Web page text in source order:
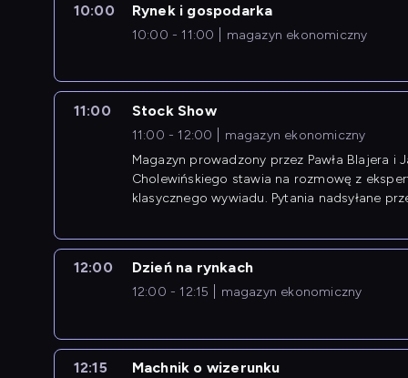
10:00 Rynek i gospodarka
10:00 - 11:00 magazyn ekonomiczny
11:00 Stock Show
11:00 - 12:00
magazyn ekonomiczny
Magazyn prowadzony przez Pawła Blajera i
Cholewińskiego stawia na rozmowę z
klasycznego wywiadu. Pytania nadsyłane
12:00 Dzień na rynkach
12:00 - 12:15 magazyn ekonomiczny
12:15 Machnik o wizerunku